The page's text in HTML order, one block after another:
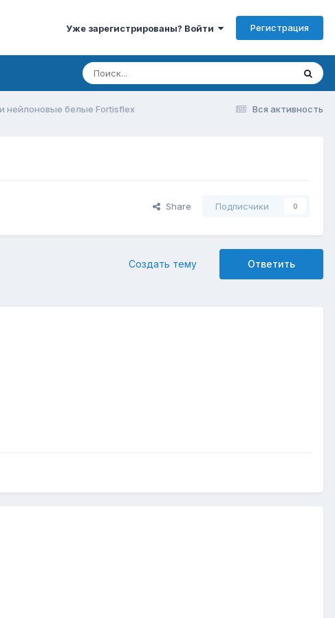
Уже зарегистрированы? Войти Регистрация
Вся активность
нейлоновые белые Fortisflex
Share Подписчики 0
Ответить
Создать тему